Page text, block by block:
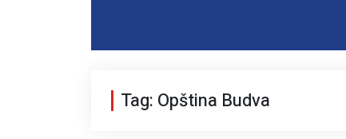
Tag: Opština Budva